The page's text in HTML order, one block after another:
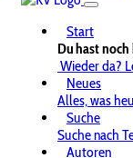
Start
Du hast
Wieder da?
Neues
Alles, was
Suche
Suche nach
Autoren